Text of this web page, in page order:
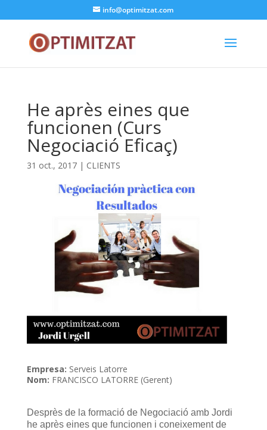
info@optimitzat.com
He après eines que
funcionen (Curs
Negociació Eficaç)
31 oct., 2017| CLIENTS
Empresa: Serveis Latorre
Nom: FRANCISCO LATORRE (Gerent)
Desprès de la formació de Negociació amb Jordi
he après eines que funcionen i coneixement de